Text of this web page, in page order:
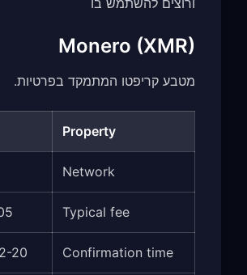
ורוצים להשתמש בו
Monero (XMR)
מטבע קריפטו המתמקד בפרטיות.
Property
Network
Typical fee
Confirmation time
2-20 minutes